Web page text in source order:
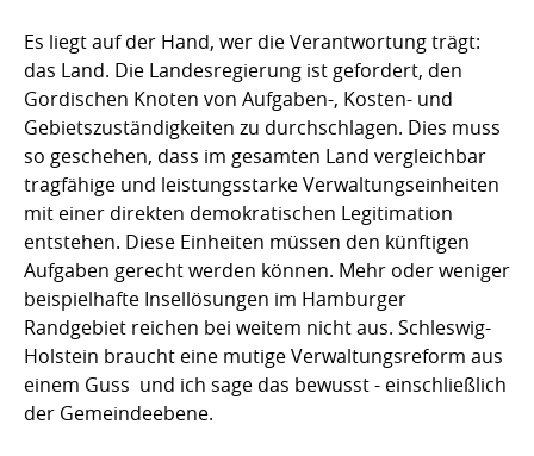
Es liegt auf der Hand, wer die Verantwortung trägt:
das Land. Die Landesregierung ist gefordert, den
Gordischen Knoten von Aufgaben-, Kosten- und
Gebietszuständigkeiten zu durchschlagen. Dies muss
so geschehen, dass im gesamten Land vergleichbar
tragfähige und leistungsstarke Verwaltungseinheiten
mit einer direkten demokratischen Legitimation
entstehen. Diese Einheiten müssen den künftigen
Aufgaben gerecht werden können. Mehr oder weniger
beispielhafte Insellösungen im Hamburger
Randgebiet reichen bei weitem nicht aus. Schleswig-
Holstein braucht eine mutige Verwaltungsreform aus
einem Guss  und ich sage das bewusst - einschließlich
der Gemeindeebene.